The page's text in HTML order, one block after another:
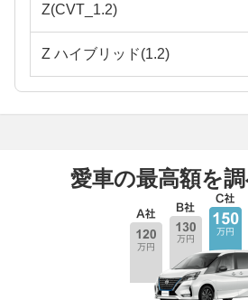
Z(CVT_1.2)
Z ハイブリッド(1.2)
愛車の最高額を調